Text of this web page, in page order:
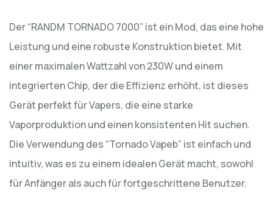
Der “RANDM TORNADO 7000” ist ein Mod, das eine hohe
Leistung und eine robuste Konstruktion bietet. Mit
einer maximalen Wattzahl von 230W und einem
integrierten Chip, der die Effizienz erhöht, ist dieses
Gerät perfekt für Vapers, die eine starke
Vaporproduktion und einen konsistenten Hit suchen.
Die Verwendung des “Tornado Vapeb” ist einfach und
intuitiv, was es zu einem idealen Gerät macht, sowohl
für Anfänger als auch für fortgeschrittene Benutzer.